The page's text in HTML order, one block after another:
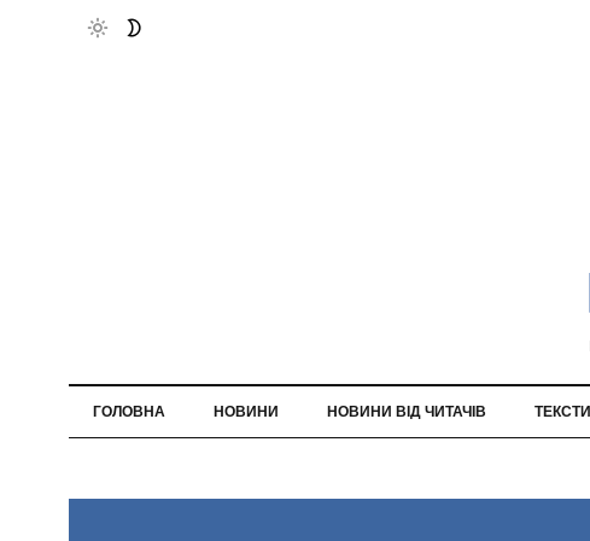
ГОЛОВНА НОВИНИ НОВИНИ ВІД ЧИТАЧІВ ТЕКСТИ